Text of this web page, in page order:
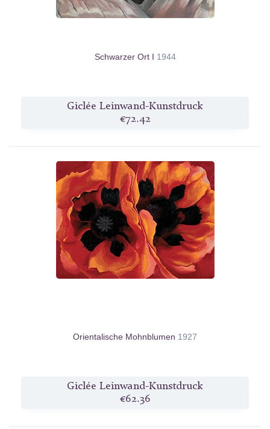
Schwarzer Ort I 1944
Giclée Leinwand-Kunstdruck
€72.42
Orientalische Mohnblumen 1927
Giclée Leinwand-Kunstdruck
€62.36